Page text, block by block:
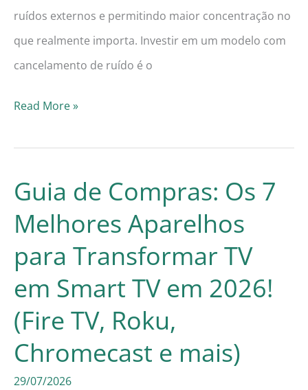
ruídos externos e permitindo maior concentração no
que realmente importa. Investir em um modelo com
cancelamento de ruído é o
Guia
Os
7
Melhores
Fones
de
Ruído
em
Read More »
Guia de Compras: Os 7
Melhores Aparelhos
para Transformar TV
em Smart TV em 2026!
(Fire TV, Roku,
Chromecast e mais)
29/07/2026